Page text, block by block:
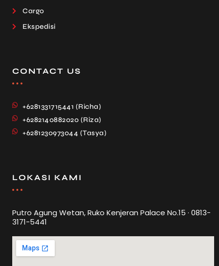
Cargo
Ekspedisi
CONTACT US
+6281331715441 (Richa)
+6282140882020 (Riza)
+6281230973044 (Tasya)
LOKASI KAMI
Putro Agung Wetan, Ruko Kenjeran Palace No.15 · 0813-
3171-5441